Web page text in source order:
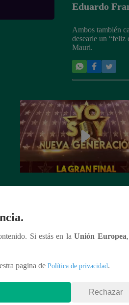
Eduardo
Ambos también
desearle un “feliz
Mauri.
Si estás en laUnión Europea
pagina de Política de privacidad.
Rechazar